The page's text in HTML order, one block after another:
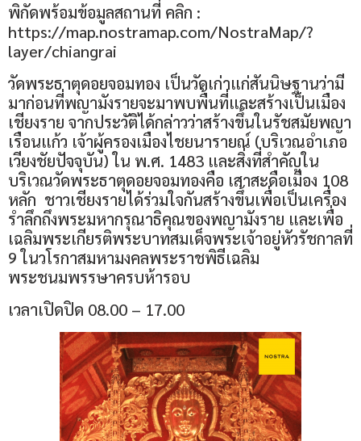
พิกัดพร้อมข้อมูลสถานที่ คลิก :
https://map.nostramap.com/NostraMap/?
layer/chiangrai
วัดพระธาตุดอยจอมทอง เป็นวัดเก่าแก่สันนิษฐานว่ามี
มาก่อนที่พญามังรายจะมาพบพื้นที่และสร้างเป็นเมือง
เชียงราย จากประวัติได้กล่าวว่าสร้างขึ้นในรัชสมัยพญา
เรือนแก้ว เจ้าผู้ครองเมืองไชยนารายณ์ (บริเวณอำเภอ
เวียงชัยปัจจุบัน) ใน พ.ศ. 1483 และสิ่งที่สำคัญใน
บริเวณวัดพระธาตุดอยจอมทองคือ เสาสะดือเมือง 108
หลัก ชาวเชียงรายได้ร่วมใจกันสร้างขึ้นเพื่อเป็นเครื่อง
รำลึกถึงพระมหากรุณาธิคุณของพญามังราย และเพื่อ
เฉลิมพระเกียรติพระบาทสมเด็จพระเจ้าอยู่หัวรัชกาลที่
9 ในวโรกาสมหามงคลพระราชพิธีเฉลิม
พระชนมพรรษาครบห้ารอบ
เวลาเปิดปิด 08.00 – 17.00